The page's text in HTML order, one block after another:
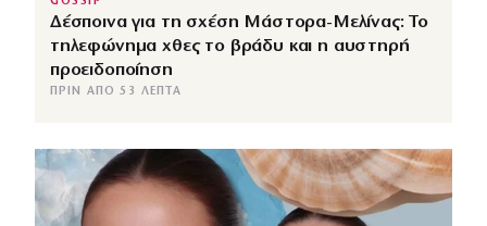
Δέσποινα για τη σχέση Μάστορα-Μελίνας: Το
τηλεφώνημα χθες το βράδυ και η αυστηρή
προειδοποίηση
ΠΡΙΝ ΑΠΌ 53 ΛΕΠΤΆ